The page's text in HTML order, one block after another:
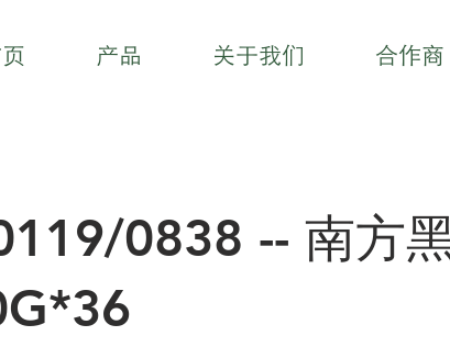
产品 关于我们 合作商
0838 -- 南方